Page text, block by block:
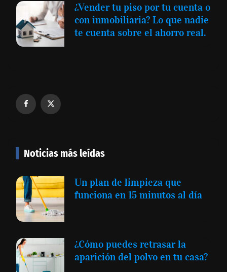
¿Vender tu piso por tu cuenta o
con inmobiliaria? Lo que nadie
te cuenta sobre el ahorro real.
Noticias más leídas
Un plan de limpieza que
funciona en 15 minutos al día
¿Cómo puedes retrasar la
aparición del polvo en tu casa?